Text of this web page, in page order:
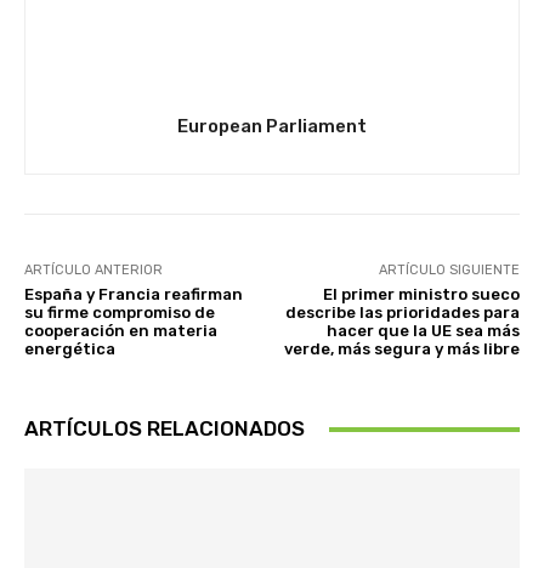
European Parliament
ARTÍCULO ANTERIOR
España y Francia reafirman
su firme compromiso de
cooperación en materia
energética
ARTÍCULO SIGUIENTE
El primer ministro sueco
describe las prioridades para
hacer que la UE sea más
verde, más segura y más libre
ARTÍCULOS RELACIONADOS